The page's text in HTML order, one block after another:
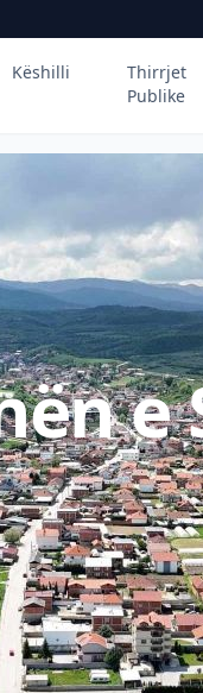
Këshilli
Thirrjet
Publike